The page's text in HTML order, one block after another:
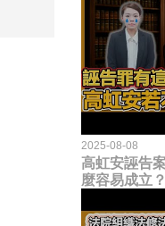
2025-08-08
高虹安誣告
麼容易成立